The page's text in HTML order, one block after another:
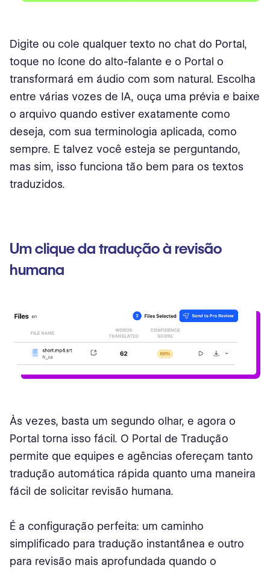
Digite ou cole qualquer texto no chat do Portal,
toque no ícone do alto-falante e o Portal o
transformará em áudio com som natural. Escolha
entre várias vozes de IA, ouça uma prévia e baixe
o arquivo quando estiver exatamente como
deseja, com sua terminologia aplicada, como
sempre. E talvez você esteja se perguntando,
mas sim, isso funciona tão bem para os textos
traduzidos.
Um clique da tradução à revisão
humana
Às vezes, basta um segundo olhar, e agora o
Portal torna isso fácil. O Portal de Tradução
permite que equipes e agências ofereçam tanto
tradução automática rápida quanto uma maneira
fácil de solicitar revisão humana.
É a configuração perfeita: um caminho
simplificado para tradução instantânea e outro
para revisão mais aprofundada quando o